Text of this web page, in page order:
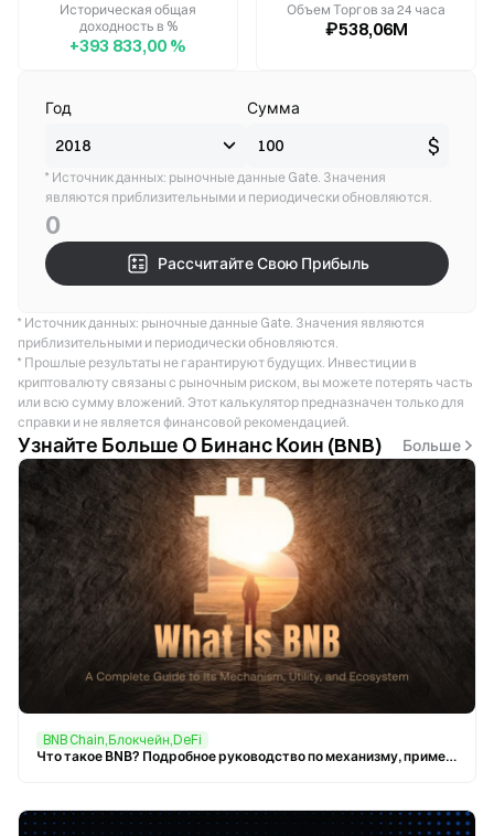
Историческая общая
доходность в %
+393 833,00 %
Объем Торгов за 24 часа
₽538,06M
Год Сумма
$
* Источник данных: рыночные данные Gate. Значения
являются приблизительными и периодически обновляются.
0
Рассчитайте Свою Прибыль
* Источник данных: рыночные данные Gate. Значения являются
приблизительными и периодически обновляются.
* Прошлые результаты не гарантируют будущих. Инвестиции в
криптовалюту связаны с рыночным риском, вы можете потерять часть
или всю сумму вложений. Этот калькулятор предназначен только для
справки и не является финансовой рекомендацией.
Узнайте Больше О Бинанс Коин (BNB) Больше
BNB Chain,Блокчейн,DeFi
Что такое BNB? Подробное руководство по механизму, применению и экосистеме